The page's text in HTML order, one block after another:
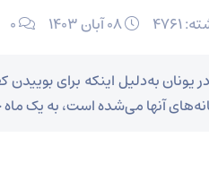
4761
0
یونان به‌دلیل اینکه برای
آنها می‌شده است، به یک